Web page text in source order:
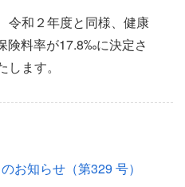
令和２年度と同様、健康
険料率が17.8‰に決定さ
ます。
お知らせ（第329 号）